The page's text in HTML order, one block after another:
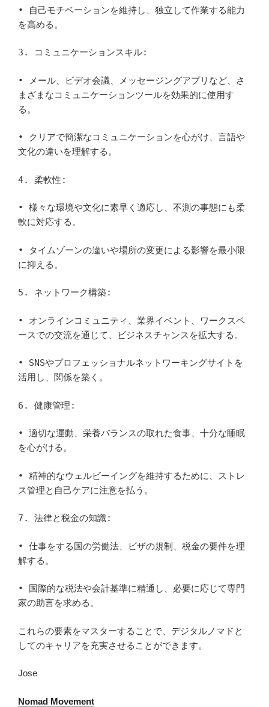
• 自己モチベーションを維持し、独立して作業する能力
を高める。
3. コミュニケーションスキル:
• メール、ビデオ会議、メッセージングアプリなど、さ
まざまなコミュニケーションツールを効果的に使用す
る。
• クリアで簡潔なコミュニケーションを心がけ、言語や
文化の違いを理解する。
4. 柔軟性:
• 様々な環境や文化に素早く適応し、不測の事態にも柔
軟に対応する。
• タイムゾーンの違いや場所の変更による影響を最小限
に抑える。
5. ネットワーク構築:
• オンラインコミュニティ、業界イベント、ワークスペ
ースでの交流を通じて、ビジネスチャンスを拡大する。
• SNSやプロフェッショナルネットワーキングサイトを
活用し、関係を築く。
6. 健康管理:
• 適切な運動、栄養バランスの取れた食事、十分な睡眠
を心がける。
• 精神的なウェルビーイングを維持するために、ストレ
ス管理と自己ケアに注意を払う。
7. 法律と税金の知識:
• 仕事をする国の労働法、ビザの規制、税金の要件を理
解する。
• 国際的な税法や会計基準に精通し、必要に応じて専門
家の助言を求める。
これらの要素をマスターすることで、デジタルノマドと
してのキャリアを充実させることができます。
Jose
Nomad Movement